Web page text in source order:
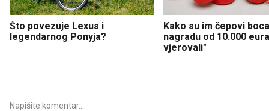
Što povezuje Lexus i
legendarnog Ponyja?
Kako su im čepovi
nagradu od 10.000
vjerovali"